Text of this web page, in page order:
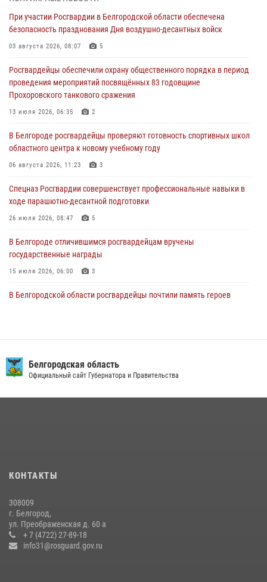
Подвиги героев‑росгвардейцев увековечили в новой музейной
экспозиции белгородского музея‑диорамы «Курская битва.
06 августа 2026, 12:05 3
В Белгороде росгвардейцы проверяют готовность спортивных школ
областного центра к новому учебному году
Росгвардия обеспечила общественную безопасность празднования
83-й годовщины освобождения г. Белгорода от немецко -
06 августа 2026, 06:54 3
Офицеры Росгвардии и ветераны войск правопорядка почтили
05 августа 2026, 17:12 2
При участии Росгвардии в Белгородской области обеспечена
безопасность празднования Дня воздушно-десантных войск
03 августа 2026, 08:07 5
Росгвардейцы обеспечили охрану общественного порядка в период
проведения мероприятий посвящённых 83 годовщине
Прохоровского танкового сражения
13 июля 2026, 06:35 2
В Белгороде росгвардейцы проверяют готовность спортивных школ
областного центра к новому учебному году
06 августа 2026, 11:23 3
Спецназ Росгвардии совершенствует профессиональные навыки в
ходе парашютно-десантной подготовки
26 июля 2026, 08:47 5
В Белгороде отличившимся росгвардейцам вручены
государственные награды
15 июля 2026, 06:00 3
В Белгородской области росгвардейцы почтили память героев
беседу по профилактике аварийности
09 июля 2026, 10:07
Белгородские росгвардейцы задержали рецидивиста за попытку
кражи из магазина
14 июля 2026, 07:13
Белгородская область
Официальный сайт Губернатора и Правительства
КОНТАКТЫ
308009
г. Белгород,
ул. Преображенская д. 60 а
+ 7 (4722) 27-89-18
info31@rosguard.gov.ru